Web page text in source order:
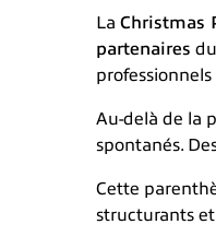
La Christmas
partenaires
Au-delà de la
spontanés.
Cette
structurants